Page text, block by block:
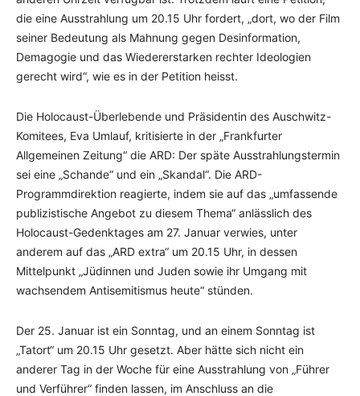
die eine Ausstrahlung um 20.15 Uhr fordert, „dort, wo der Film
seiner Bedeutung als Mahnung gegen Desinformation,
Demagogie und das Wiedererstarken rechter Ideologien
gerecht wird“, wie es in der Petition heisst.
Die Holocaust-Überlebende und Präsidentin des Auschwitz-
Komitees, Eva Umlauf, kritisierte in der „Frankfurter
Allgemeinen Zeitung“ die ARD: Der späte Ausstrahlungstermin
sei eine „Schande“ und ein „Skandal“. Die ARD-
Programmdirektion reagierte, indem sie auf das „umfassende
publizistische Angebot zu diesem Thema“ anlässlich des
Holocaust-Gedenktages am 27. Januar verwies, unter
anderem auf das „ARD extra“ um 20.15 Uhr, in dessen
Mittelpunkt „Jüdinnen und Juden sowie ihr Umgang mit
wachsendem Antisemitismus heute“ stünden.
Der 25. Januar ist ein Sonntag, und an einem Sonntag ist
„Tatort“ um 20.15 Uhr gesetzt. Aber hätte sich nicht ein
anderer Tag in der Woche für eine Ausstrahlung von „Führer
und Verführer“ finden lassen, im Anschluss an die